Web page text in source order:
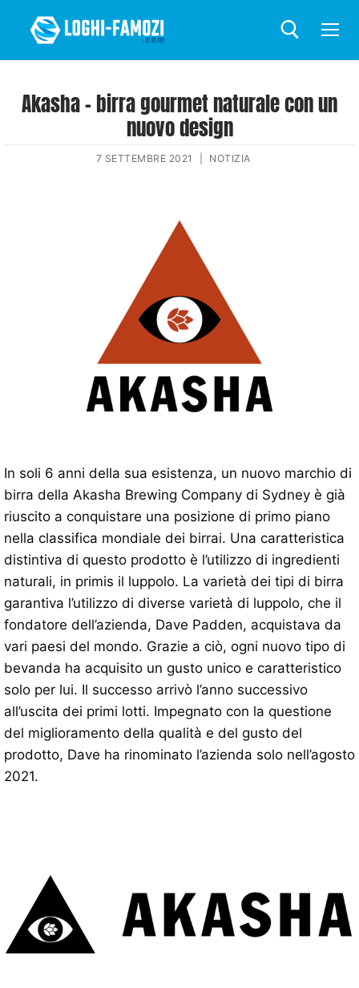
Akasha – birra gourmet naturale con un
nuovo design
7 SETTEMBRE 2021 NOTIZIA
In soli 6 anni della sua esistenza, un nuovo marchio di
birra della Akasha Brewing Company di Sydney è già
riuscito a conquistare una posizione di primo piano
nella classifica mondiale dei birrai. Una caratteristica
distintiva di questo prodotto è l’utilizzo di ingredienti
naturali, in primis il luppolo. La varietà dei tipi di birra
garantiva l’utilizzo di diverse varietà di luppolo, che il
fondatore dell’azienda, Dave Padden, acquistava da
vari paesi del mondo. Grazie a ciò, ogni nuovo tipo di
bevanda ha acquisito un gusto unico e caratteristico
solo per lui. Il successo arrivò l’anno successivo
all’uscita dei primi lotti. Impegnato con la questione
del miglioramento della qualità e del gusto del
prodotto, Dave ha rinominato l’azienda solo nell’agosto
2021.